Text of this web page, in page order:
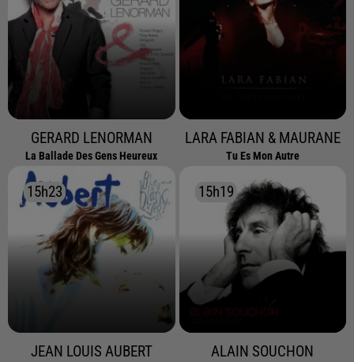
GERARD LENORMAN
La Ballade Des Gens Heureux
LARA FABIAN & MAURANE
Tu Es Mon Autre
15h23
15h23
JEAN LOUIS AUBERT
15h19
15h19
ALAIN SOUCHON